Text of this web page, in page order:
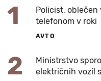
1
Policist, oblečen
telefonom v roki
AVTO
2
Ministrstvo
električnih vozil